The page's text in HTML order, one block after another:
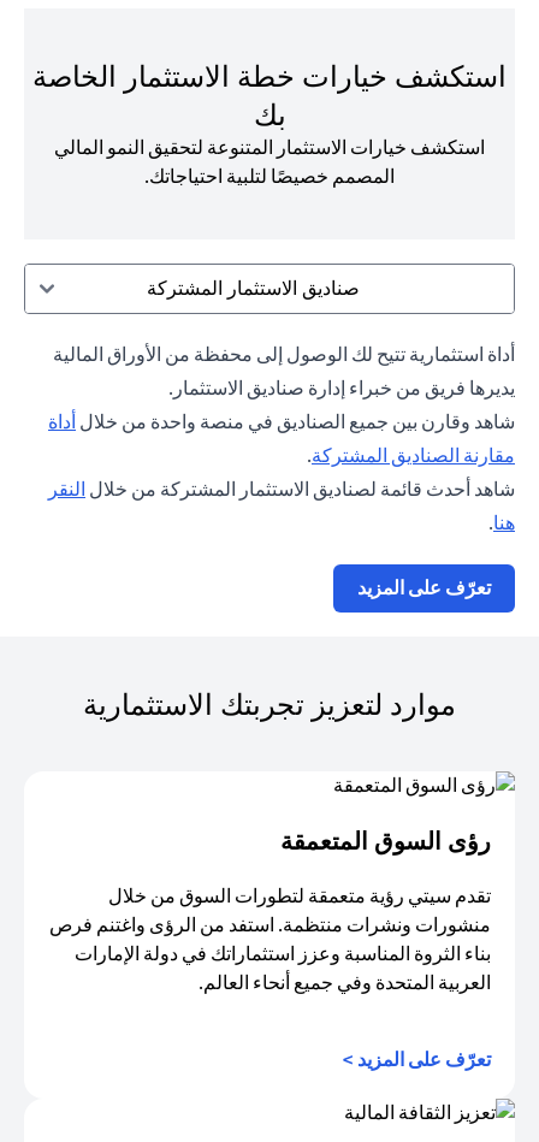
استكشف خيارات خطة الاستثمار الخاصة
بك
استكشف خيارات الاستثمار المتنوعة لتحقيق النمو المالي
المصمم خصيصًا لتلبية احتياجاتك.
صناديق الاستثمار المشتركة
أداة استثمارية تتيح لك الوصول إلى محفظة من الأوراق المالية
يديرها فريق من خبراء إدارة صناديق الاستثمار.
شاهد وقارن بين جميع الصناديق في منصة واحدة من خلال أداة
مقارنة الصناديق المشتركةopens in a new tab.
شاهد أحدث قائمة لصناديق الاستثمار المشتركة من خلال النقر
هناopens in a new tab.
تعرّف على المزيد
موارد لتعزيز تجربتك الاستثمارية
رؤى السوق المتعمقة
تقدم سيتي رؤية متعمقة لتطورات السوق من خلال
منشورات ونشرات منتظمة. استفد من الرؤى واغتنم فرص
بناء الثروة المناسبة وعزز استثماراتك في دولة الإمارات
العربية المتحدة وفي جميع أنحاء العالم.
تعرّف على المزيد >